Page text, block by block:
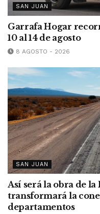
SAN JUAN
Garrafa Hogar
10 al 14 de agosto
8 AGOSTO - 2026
SAN JUAN
Así será la obra de
transformará la
departamentos